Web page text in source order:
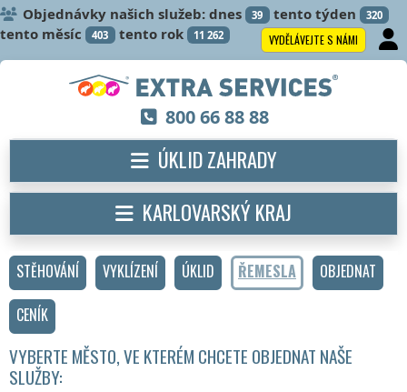
Objednávky našich služeb: dnes 39 tento týden 320
tento měsíc 403 tento rok 11 262 VYDĚLÁVEJTE S NÁMI
STĚHOVÁNÍ VYKLÍZENÍ ÚKLID ŘEMESLA
OBJEDNAT
CENÍK
VYBERTE MĚSTO, VE KTERÉM CHCETE OBJEDNAT NAŠE
SLUŽBY:
800 66 88 88
ÚKLID ZAHRADY
KARLOVARSKÝ KRAJ